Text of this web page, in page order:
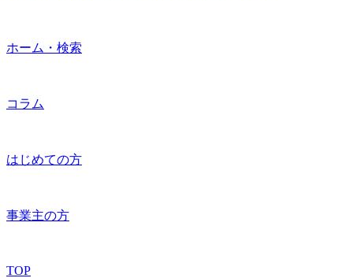
ホーム・検索
コラム
はじめての方
事業主の方
TOP